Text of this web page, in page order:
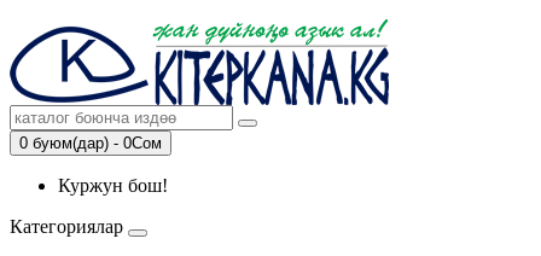
0 буюм(дар) - 0Сом
Куржун бош!
Категориялар